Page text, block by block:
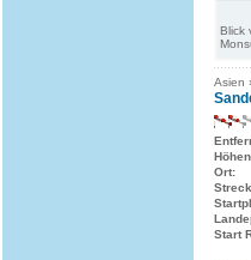
Blick
Asien
Ort:
Start